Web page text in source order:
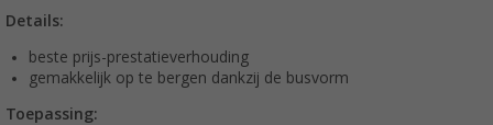
Details:
beste prijs-prestatieverhouding
gemakkelijk op te bergen dankzij de busvorm
Toepassing: